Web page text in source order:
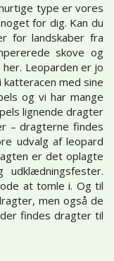
type er vores
for dig. Kan du
for landskaber fra
skove og
Leoparden er jo
med sine
og vi har mange
lignende dragter
– dragterne findes
udvalg af leopard
er det oplagte
at tomle i. Og til
men også de
findes dragter til